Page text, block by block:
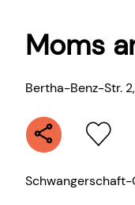
Moms
Bertha-Benz-Str. 2